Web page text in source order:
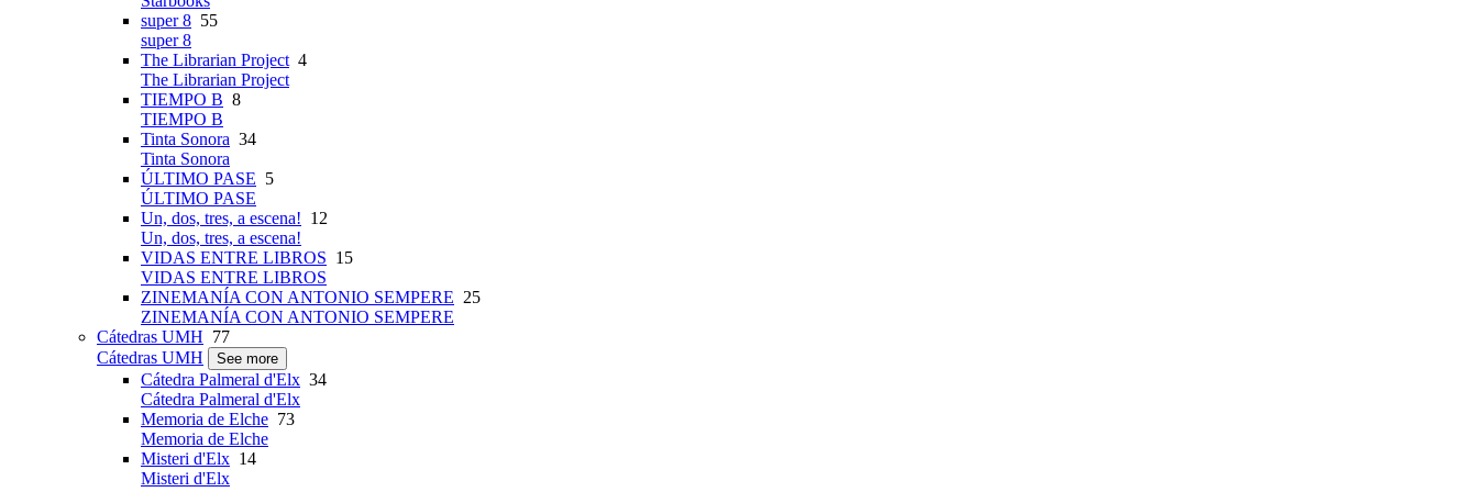
super 8 55
super 8
The Librarian Project4
The Librarian Project
TIEMPO B 8
TIEMPO B
Tinta Sonora 34
Tinta Sonora
ÚLTIMO PASE 5
ÚLTIMO PASE
Un, dos, tres, a escena! 12
Un, dos, tres, a escena!
VIDAS ENTRE LIBROS 15
VIDAS ENTRE LIBROS
ZINEMANÍA CON ANTONIO SEMPERE 25
ZINEMANÍA CON ANTONIO SEMPERE
Cátedras UMH 77
Cátedras UMH
See more
Cátedra Palmeral d'Elx 34
Cátedra Palmeral d'Elx
Memoria de Elche 73
Memoria de Elche
Misteri d'Elx 14
Misteri d'Elx